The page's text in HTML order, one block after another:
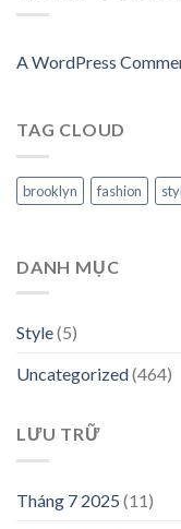
A WordPress
TAG CLOUD
brooklyn fashion
DANH MỤC
Style(5)
Uncategorized(464)
LƯU TRỮ
Tháng 7 2025 (11)